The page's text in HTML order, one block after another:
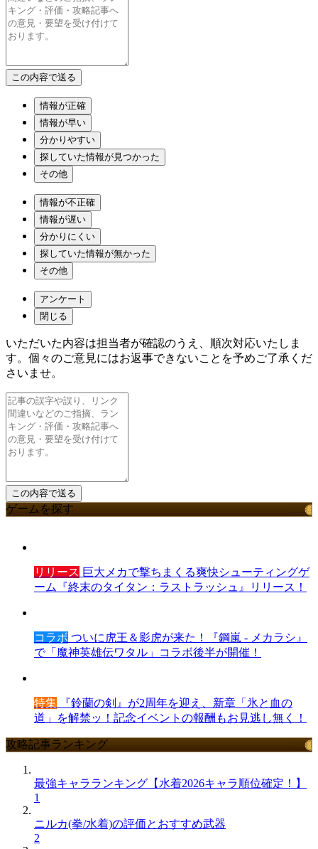
情報が正確
情報が早い
分かりやすい
探していた情報が見つかった
その他
情報が不正確
情報が遅い
分かりにくい
探していた情報が無かった
その他
アンケート
閉じる
いただいた内容は担当者が確認のうえ、順次対応いたしま
す。個々のご意見にはお返事できないことを予めご了承くだ
さいませ。
ゲームを探す
リリース 巨大メカで撃ちまくる爽快シューティングゲ
ーム『終末のタイタン：ラストラッシュ』リリース！
コラボ ついに虎王＆影虎が来た！『鋼嵐 - メカラシ』
で「魔神英雄伝ワタル」コラボ後半が開催！
特集 『鈴蘭の剣』が2周年を迎え、新章「氷と血の
道」を解禁ッ！記念イベントの報酬もお見逃し無く！
攻略記事ランキング
最強キャラランキング【水着2026キャラ順位確定！】
1
ニルカ(拳/水着)の評価とおすすめ武器
2